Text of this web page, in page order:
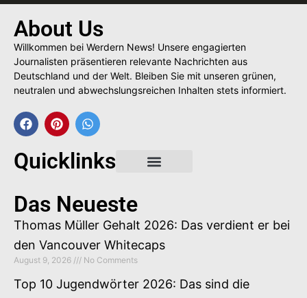
About Us
Willkommen bei Werdern News! Unsere engagierten
Journalisten präsentieren relevante Nachrichten aus
Deutschland und der Welt. Bleiben Sie mit unseren grünen,
neutralen und abwechslungsreichen Inhalten stets informiert.
Quicklinks
Das Neueste
Thomas Müller Gehalt 2026: Das verdient er bei
den Vancouver Whitecaps
August 9, 2026 No Comments
Top 10 Jugendwörter 2026: Das sind die